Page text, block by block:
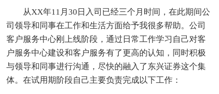
从XX年11月30日入司已经三个月时间，在此期间公
司领导和同事在工作和生活方面给予我很多帮助。公司
客户服务中心刚上线阶段，通过日常工作学习自己对客
户服务中心建设和客户服务有了更高的认知，同时积极
与领导和同事进行沟通，尽快的融入了东兴证券这个集
体。在试用期阶段自己主要负责完成以下工作：